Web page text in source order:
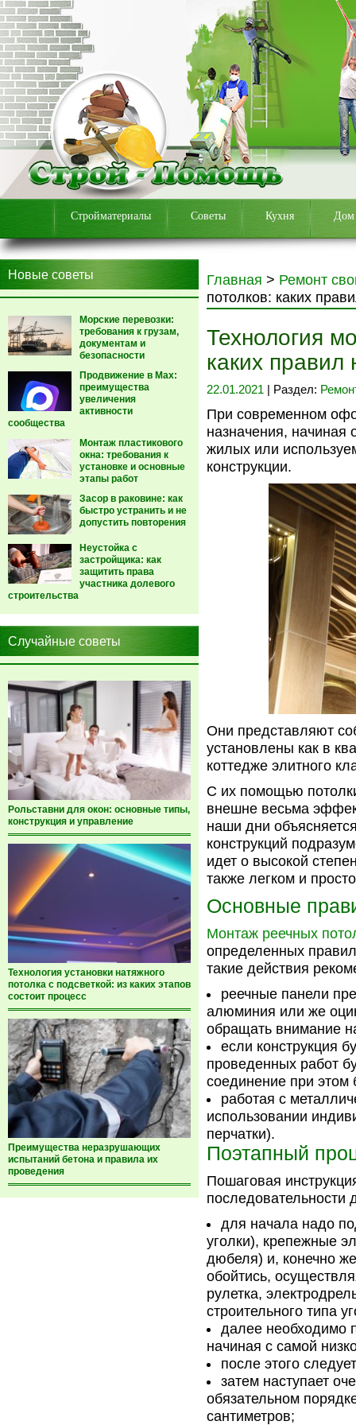
Стройматериалы Советы Кухня Дом
Новые советы
Морские перевозки:
требования к грузам,
документам и
безопасности
Продвижение в Max:
преимущества
увеличения
активности
сообщества
Монтаж пластикового
окна: требования к
установке и основные
этапы работ
Засор в раковине: как
быстро устранить и не
допустить повторения
Неустойка с
застройщика: как
защитить права
участника долевого
строительства
Случайные советы
Рольставни для окон: основные типы,
конструкция и управление
Технология установки натяжного
потолка с подсветкой: из каких этапов
состоит процесс
Преимущества неразрушающих
испытаний бетона и правила их
проведения
Главная > Ремонт
потолков: каких
Технология
каких
22.01.2021 | Раздел:
При современном
назначения, начиная
жилых или
конструкции.
Они представляют
установлены как в
коттедже элитного
С их помощью
внешне весьма
наши дни
конструкций
идет о высокой
также легком и
Основные
Монтаж реечных
определенных
такие действия
реечные панели
алюминия или же
обращать внимание
если конструкция
проведенных работ
соединение при этом
работая с
использовании
перчатки).
Поэтапный
Пошаговая
последовательности
для начала надо
уголки), крепежные
дюбеля) и, конечно
обойтись,
рулетка,
строительного типа
далее необходимо
начиная с самой
после этого
затем наступает
обязательном
сантиметров;